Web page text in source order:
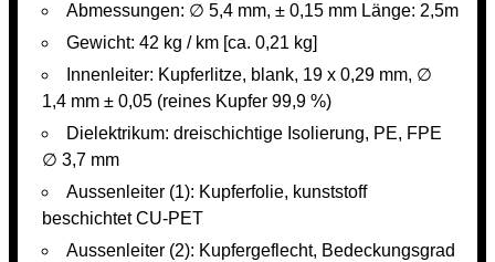
Abmessungen: ∅ 5,4 mm, ± 0,15 mm Länge: 2,5m
Gewicht: 42 kg / km [ca. 0,21 kg]
Innenleiter: Kupferlitze, blank, 19 x 0,29 mm, ∅
1,4 mm ± 0,05 (reines Kupfer 99,9 %)
Dielektrikum: dreischichtige Isolierung, PE, FPE
∅ 3,7 mm
Aussenleiter (1): Kupferfolie, kunststoff
beschichtet CU-PET
Aussenleiter (2): Kupfergeflecht, Bedeckungsgrad